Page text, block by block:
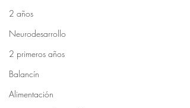
2 años
Neurodesarrollo
2 primeros años
Balancín
Alimentación